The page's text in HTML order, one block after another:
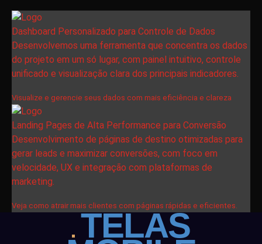
Dashboard Personalizado para Controle de Dados
Desenvolvemos uma ferramenta que concentra os dados
do projeto em um só lugar, com painel intuitivo, controle
unificado e visualização clara dos principais indicadores.
Visualize e gerencie seus dados com mais eficiência e clareza
Landing Pages de Alta Performance para Conversão
Desenvolvimento de páginas de destino otimizadas para
gerar leads e maximizar conversões, com foco em
velocidade, UX e integração com plataformas de
marketing.
Veja como atrair mais clientes com páginas rápidas e eficientes.
TELAS